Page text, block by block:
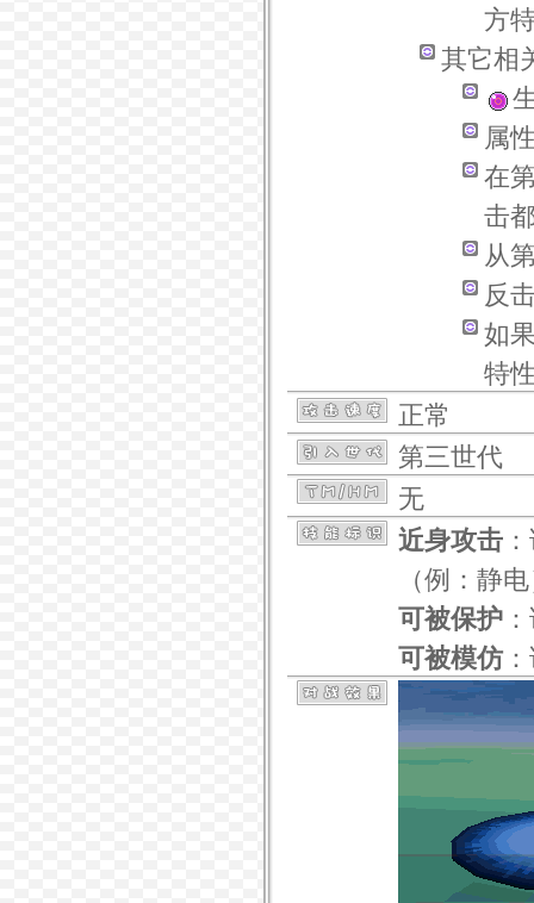
方
其它相
属
在
击
从
反
如
特
正常
第三世代
无
近身攻击
（例： 静电
可被保护
可被模仿